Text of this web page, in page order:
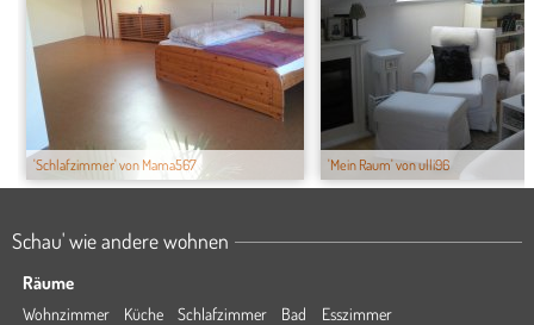
'Schlafzimmer' von Mama567 'Mein Raum' von ulli96
Schau' wie andere wohnen
Räume
Wohnzimmer Küche Schlafzimmer Bad
Esszimmer